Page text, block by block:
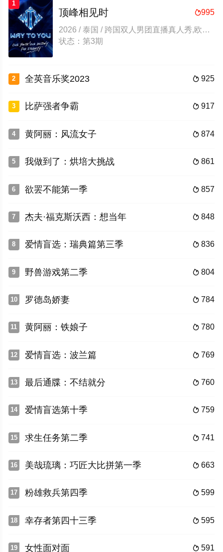
1
995
顶峰相见时
2026 / 泰国 / 跨国双人男团直播真人秀,欧美综艺,综艺
状态：第3期
2  925
全英音乐奖2023
3  917
比萨强者争霸
4  874
黄阿丽：风流女子
5  861
我做到了：烘培大挑战
6  857
欲罢不能第一季
7  848
杰夫·福克斯沃西：想当年
8  836
爱情盲选：瑞典篇第三季
9  804
野兽游戏第二季
10  784
罗德岛娇妻
11  780
黄阿丽：铁娘子
12  769
爱情盲选：波兰篇
13  760
最后通牒：不结就分
14  759
爱情盲选第十季
15  741
求生任务第二季
16  663
美哉琉璃：巧匠大比拼第一季
17  599
粉雄救兵第四季
18  595
幸存者第四十三季
19  591
女性面对面